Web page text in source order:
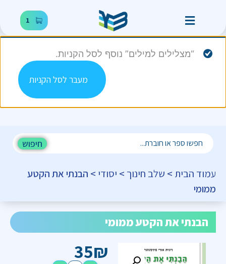
1
“מצלילים למילים” נוסף לסל הקניות.
מעבר לסל הקניות
חיפוש
עמוד הבית > שלב חינוך > יסודי > הבנתי את הקטע
ממומי
הבנתי את הקטע ממומי
35₪